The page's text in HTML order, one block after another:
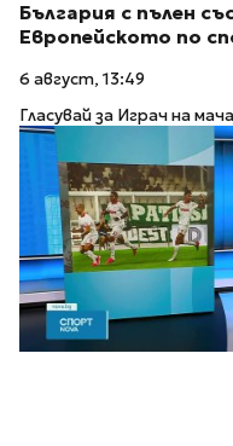
България с пълен
Европейското по
6 август, 13:49
Гласувай за Играч на